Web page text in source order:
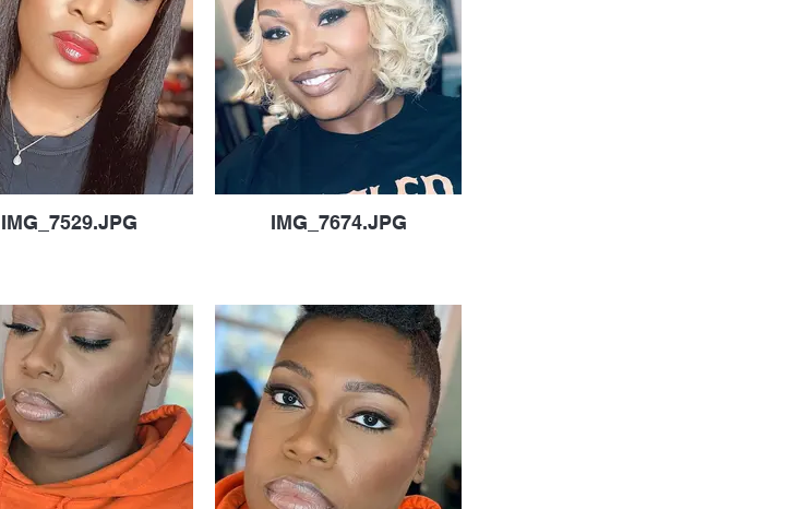
IMG_7529.JPG IMG_7674.JPG